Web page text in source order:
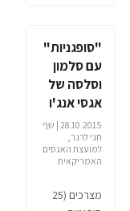
"סופגניות"
עם סלמון
וסלסה של
אגסי אנג'ו
28.10.2015 | שף
חגי לרנר,
למועצת האגסים
האמריקאית
מצרכים (25